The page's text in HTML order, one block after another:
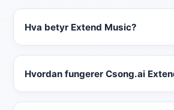
Hva betyr Extend Music?
samtidig som den originale stilen,
Hvordan fungerer Csong.ai